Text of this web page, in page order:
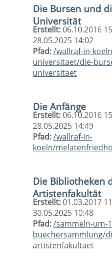
Die Bursen und
Universität
Erstellt:06.10.2016
28.05.2025 14:02
Pfad:/wallraf-in-
universitaet/die-
universitaet
Die Anfänge
Erstellt:06.10.2016
28.05.2025 14:49
Pfad:/wallraf-in-
koeln/
Die Bibliotheken
Artistenfakultät
Erstellt:01.03.2017
30.05.2025 10:48
Pfad:/sammeln-um-
buechersammlung/
artistenfakultaet